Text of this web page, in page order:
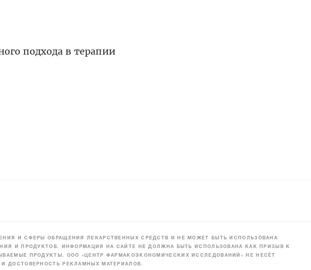
подхода в терапии
И СФЕРЫ ОБРАЩЕНИЯ ЛЕКАРСТВЕННЫХ СРЕДСТВ И НЕ МОЖЕТ БЫТЬ ИСПОЛЬЗОВАНА
И ПРОДУКТОВ. ИНФОРМАЦИЯ НА САЙТЕ НЕ ДОЛЖНА БЫТЬ ИСПОЛЬЗОВАНА КАК ПРИЗЫВ К
ПРОДУКТЫ. ООО «ЦЕНТР ФАРМАКОЭКОНОМИЧЕСКИХ ИССЛЕДОВАНИЙ» НЕ НЕСЁТ
ДОСТОВЕРНОСТЬ РЕКЛАМНЫХ МАТЕРИАЛОВ.